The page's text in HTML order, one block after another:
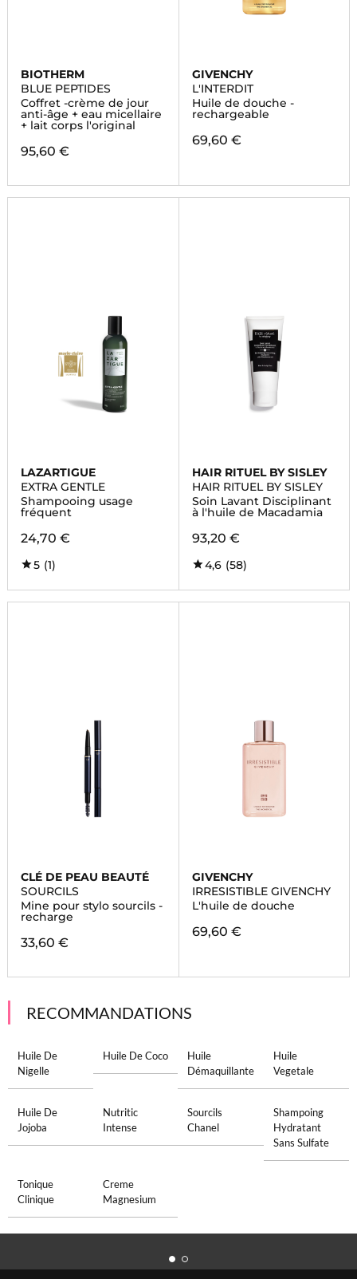
BIOTHERM
BLUE PEPTIDES
Coffret -crème de jour
anti-âge + eau micellaire
+ lait corps l'original
95,60 €
GIVENCHY
L'INTERDIT
Huile de douche -
rechargeable
69,60 €
LAZARTIGUE
EXTRA GENTLE
Shampooing usage
fréquent
24,70 €
5 (1)
HAIR RITUEL BY SISLEY
HAIR RITUEL BY SISLEY
Soin Lavant Disciplinant
à l'huile de Macadamia
93,20 €
4,6 (58)
CLÉ DE PEAU BEAUTÉ
SOURCILS
Mine pour stylo sourcils -
recharge
33,60 €
GIVENCHY
IRRESISTIBLE GIVENCHY
L'huile de douche
69,60 €
RECOMMANDATIONS
Huile De
Nigelle
Huile De Coco
Huile
Démaquillante
Huile
Vegetale
Huile De
Jojoba
Nutritic
Intense
Sourcils
Chanel
Shampoing
Hydratant
Sans Sulfate
Tonique
Clinique
Creme
Magnesium